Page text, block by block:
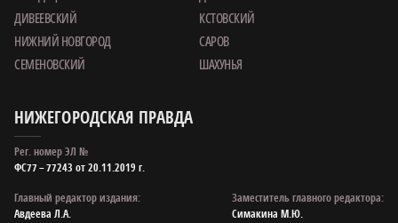
ДИВЕЕВСКИЙ
КСТОВСКИЙ
НИЖНИЙ НОВГОРОД
САРОВ
СЕМЕНОВСКИЙ
ШАХУНЬЯ
НИЖЕГОРОДСКАЯ ПРАВДА
Рег. номер ЭЛ №
ФС77 – 77243 от 20.11.2019 г.
Главный редактор издания:
Авдеева Л.А.
Заместитель главного редактора:
Симакина М.Ю.